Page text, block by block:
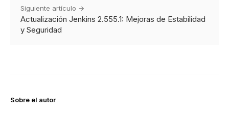
Siguiente artículo →
Actualización Jenkins 2.555.1: Mejoras de Estabilidad
y Seguridad
Sobre el autor